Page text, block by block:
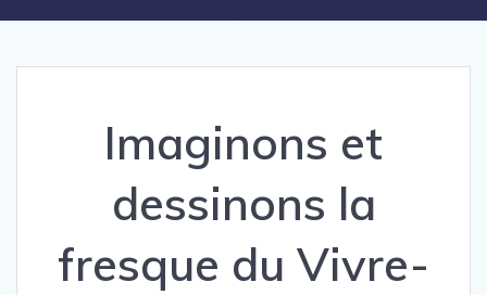
Imaginons et
dessinons la
fresque du Vivre-